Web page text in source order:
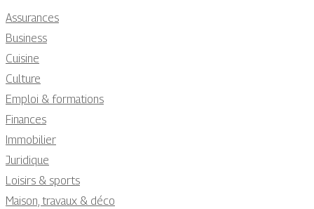
Assurances
Business
Cuisine
Culture
Emploi & formations
Finances
Immobilier
Juridique
Loisirs & sports
Maison, travaux & déco